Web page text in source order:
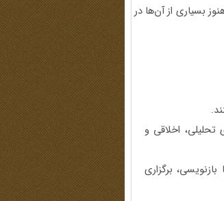
بسیاری از آن‌ها در
اخلاقی و
برگزاری